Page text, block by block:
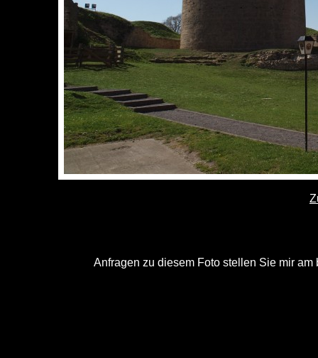
Anfragen zu diesem Foto stellen Sie mir